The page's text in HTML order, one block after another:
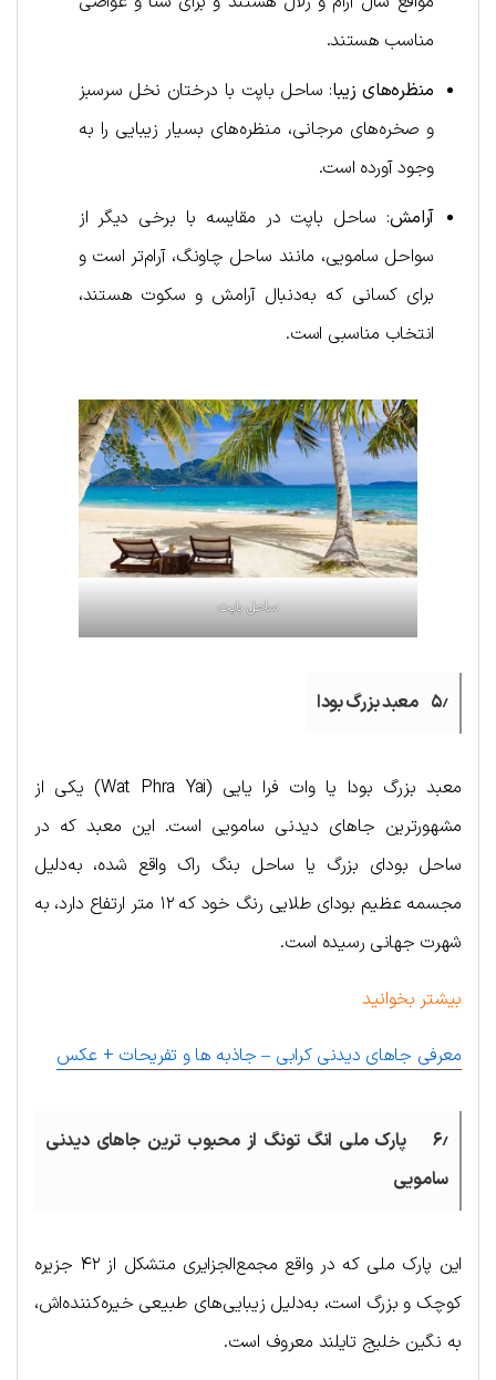
مناسب هستند.
منظره‌های زیبا: ساحل باپت با درختان نخل سرسبز
و صخره‌های مرجانی، منظره‌های بسیار زیبایی را به
وجود آورده است.
آرامش: ساحل باپت در مقایسه با برخی دیگر از
سواحل سامویی، مانند ساحل چاونگ، آرام‌تر است و
برای کسانی که به‌دنبال آرامش و سکوت هستند،
انتخاب مناسبی است.
ساحل باپت
۵٫ معبد بزرگ بودا
معبد بزرگ بودا یا وات فرا یایی (Wat Phra Yai) یکی از
مشهورترین جاهای دیدنی سامویی است. این معبد که در
ساحل بودای بزرگ یا ساحل بنگ راک واقع شده، به‌دلیل
مجسمه عظیم بودای طلایی رنگ خود که ۱۲ متر ارتفاع دارد، به
شهرت جهانی رسیده است.
بیشتر بخوانید
معرفی جاهای دیدنی کرابی – جاذبه ها و تفریحات + عکس
۶٫ پارک ملی انگ تونگ از محبوب ترین جاهای دیدنی
سامویی
این پارک ملی که در واقع مجمع‌الجزایری متشکل از ۴۲ جزیره
کوچک و بزرگ است، به‌دلیل زیبایی‌های طبیعی خیره‌کننده‌اش،
به نگین خلیج تایلند معروف است.